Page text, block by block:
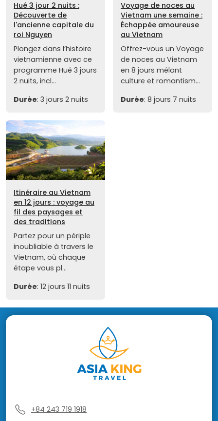
Hué 3 jour 2 nuits :
Découverte de
l'ancienne capitale du
roi Nguyen
Plongez dans l’histoire
vietnamienne avec ce
programme Hué 3 jours
2 nuits, incl...
Durée: 3 jours 2 nuits
Voyage de noces au
Vietnam une semaine :
Échappée amoureuse
au Vietnam
Offrez-vous un Voyage
de noces au Vietnam
en 8 jours mêlant
culture et romantism...
Durée: 8 jours 7 nuits
Itinéraire au Vietnam
en 12 jours : voyage au
fil des paysages et
des traditions
Partez pour un périple
inoubliable à travers le
Vietnam, où chaque
étape vous pl...
Durée: 12 jours 11 nuits
+84 243 719 1918